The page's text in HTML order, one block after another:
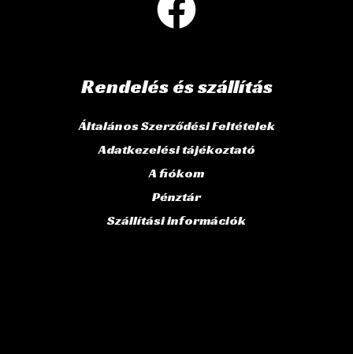
Rendelés és szállítás
Általános Szerződési Feltételek
Adatkezelési tájékoztató
A fiókom
Pénztár
Szállítási információk